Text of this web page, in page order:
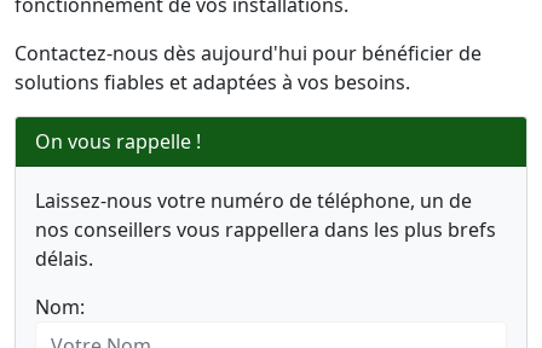
Contactez-nous dès aujourd'hui pour bénéficier de
solutions fiables et adaptées à vos besoins.
On vous rappelle !
Laissez-nous votre numéro de téléphone, un de
nos conseillers vous rappellera dans les plus brefs
délais.
Nom: